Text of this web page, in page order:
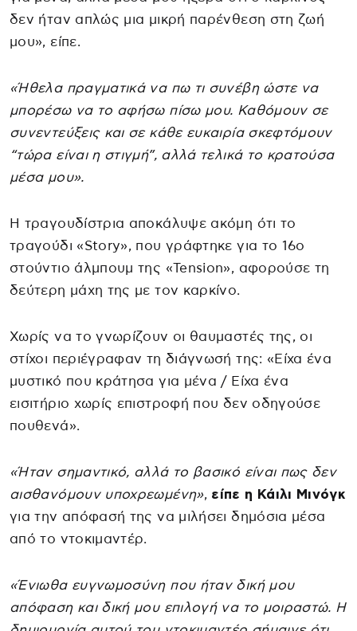
δεν ήταν απλώς μια μικρή παρένθεση στη ζωή
μου», είπε.
«Ήθελα πραγματικά να πω τι συνέβη ώστε να
μπορέσω να το αφήσω πίσω μου. Καθόμουν σε
συνεντεύξεις και σε κάθε ευκαιρία σκεφτόμουν
“τώρα είναι η στιγμή”, αλλά τελικά το κρατούσα
μέσα μου».
Η τραγουδίστρια αποκάλυψε ακόμη ότι το
τραγούδι «Story», που γράφτηκε για το 16ο
στούντιο άλμπουμ της «Tension», αφορούσε τη
δεύτερη μάχη της με τον καρκίνο.
Χωρίς να το γνωρίζουν οι θαυμαστές της, οι
στίχοι περιέγραφαν τη διάγνωσή της: «Είχα ένα
μυστικό που κράτησα για μένα / Είχα ένα
εισιτήριο χωρίς επιστροφή που δεν οδηγούσε
πουθενά».
«Ήταν σημαντικό, αλλά το βασικό είναι πως δεν
αισθανόμουν υποχρεωμένη», είπε η Κάιλι Μινόγκ
για την απόφασή της να μιλήσει δημόσια μέσα
από το ντοκιμαντέρ.
«Ένιωθα ευγνωμοσύνη που ήταν δική μου
απόφαση και δική μου επιλογή να το μοιραστώ. Η